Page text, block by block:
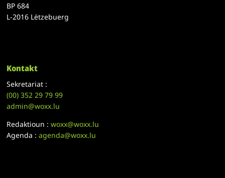
BP 684
L-2016 Lëtzebuerg
Kontakt
Sekretariat :
(00)352 29 79 99
admin@woxx.lu
Redaktioun :woxx@woxx.lu
Agenda :agenda@woxx.lu